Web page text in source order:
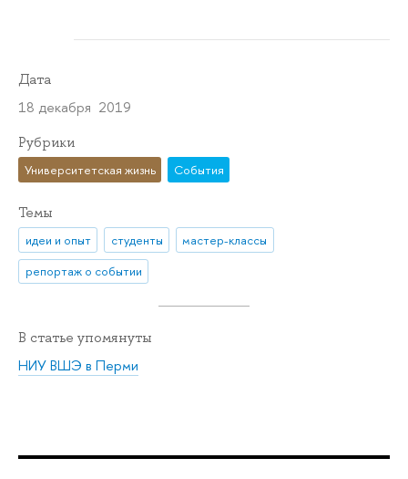
Дата
18 декабря 2019
Рубрики
Университетская жизнь События
Темы
идеи и опыт студенты
мастер-классы
репортаж о событии
В статье упомянуты
НИУ ВШЭ в Перми